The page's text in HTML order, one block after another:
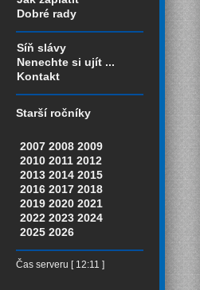
Dobré rady
Síň slávy
Nenechte si ujít ...
Kontakt
Starší ročníky
2007 2008 2009
2010 2011 2012
2013 2014 2015
2016 2017 2018
2019 2020 2021
2022 2023 2024
2025 2026
Čas serveru [ 12:11 ]